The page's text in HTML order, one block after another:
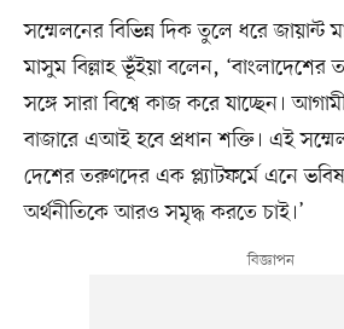
সম্মেলনের বিভিন্ন দিক তুলে ধরে জায়ান্ট
মাসুম বিল্লাহ ভূঁইয়া বলেন,
সঙ্গে সারা বিশ্বে কাজ করে যাচ্ছেন।
বাজারে এআই হবে প্রধান শক্তি। এই
দেশের তরুণদের এক প্ল্যাটফর্মে এনে
অর্থনীতিকে আরও সমৃদ্ধ করতে চাই।’